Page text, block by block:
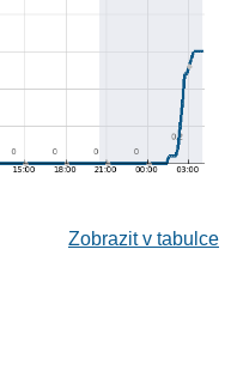
Zobrazit v tabulce